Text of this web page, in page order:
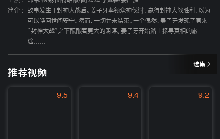
简介 :
故事发生于封神大战后。姜子牙率领众神伐纣，赢得封神大战胜利，以为
可以唤回世间安宁。然而，一切并未结束。一个偶然，姜子牙发现了原来
“封神大战”之下酝酿着更大的阴谋。姜子牙开始踏上探寻真相的旅
途......
选集
推荐视频
9.5 9.4 9.2